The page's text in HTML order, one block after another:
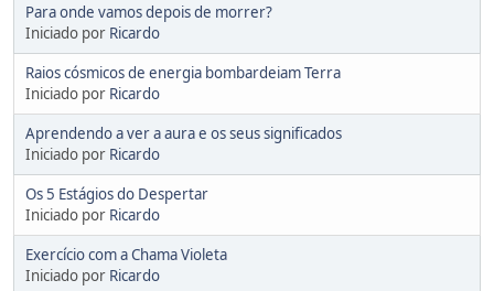
Para onde vamos depois de morrer?
Iniciado por Ricardo
Raios cósmicos de energia bombardeiam Terra
Iniciado por Ricardo
Aprendendo a ver a aura e os seus significados
Iniciado por Ricardo
Os 5 Estágios do Despertar
Iniciado por Ricardo
Exercício com a Chama Violeta
Iniciado por Ricardo